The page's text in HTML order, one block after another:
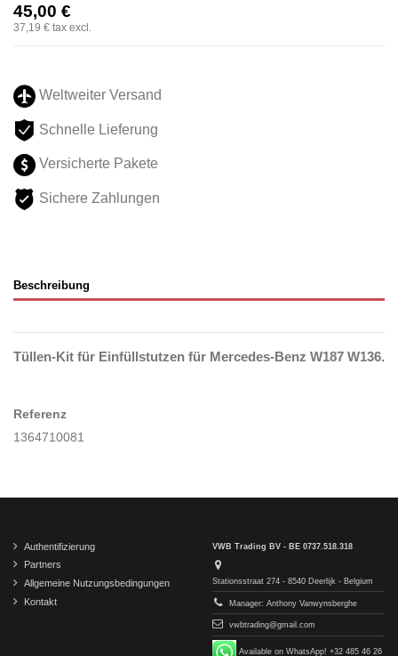
45,00 €
37,19 € tax excl.
Weltweiter Versand
Schnelle Lieferung
Versicherte Pakete
Sichere Zahlungen
Beschreibung
Tüllen-Kit für Einfüllstutzen für Mercedes-Benz W187 W136.
Referenz
1364710081
Authentifizierung
Partners
Allgemeine Nutzungsbedingungen
Kontakt
VWB Trading BV - BE 0737.518.318
Stationsstraat 274 - 8540 Deerlijk - Belgium
Manager: Anthony Vanwynsberghe
vwbtrading@gmail.com
Available on WhatsApp! +32 485 46 26